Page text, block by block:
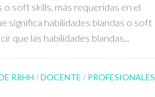
o soft skills, más requeridas en el
significa habilidades blandas o soft
que las habilidades blandas...
RRHH /DOCENTE / PROFESIONALES